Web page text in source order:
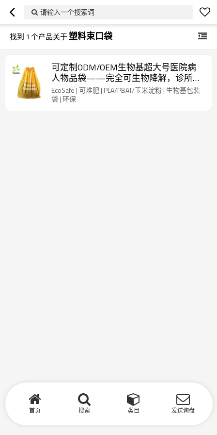
请输入一个搜索词
找到 1 个产品关于塑料束口袋
可定制ODM/OEM生物基超大号医院病
人物品袋——完全可生物降解，诊所理
想之选，环境可持续，含认证，可按需
提供样品
EcoSafe | 可堆肥 | PLA/PBAT/玉米淀粉 | 生物基包装
袋 | 环保
首页 搜索 类目 发送询盘